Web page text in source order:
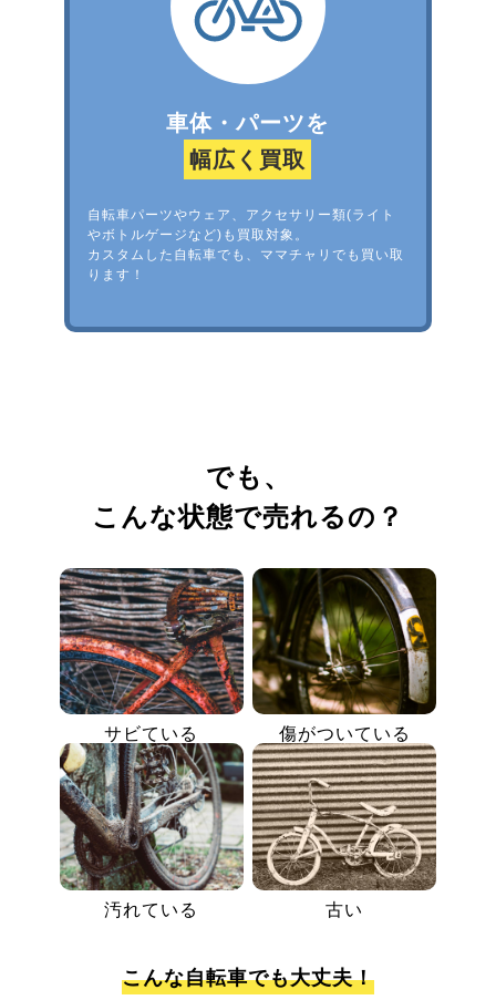
車体・パーツを
幅広く買取
自転車パーツやウェア、アクセサリー類(ライト
やボトルゲージなど)も買取対象。
カスタムした自転車でも、ママチャリでも買い取
ります！
でも、
こんな状態で売れるの？
サビている 傷がついている
汚れている 古い
こんな自転車でも大丈夫！